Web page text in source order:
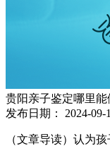
贵阳亲子鉴定哪里
发布日期：
2024-09-
（文章导读）认为